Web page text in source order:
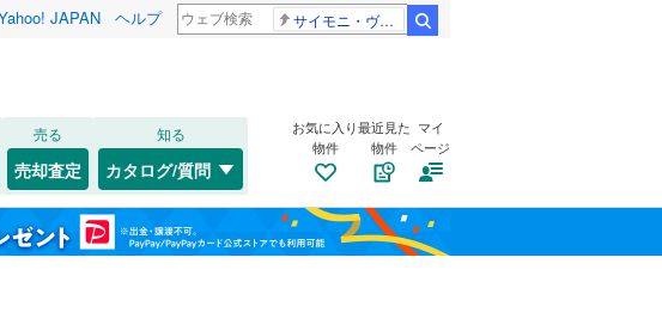
JAPAN ヘルプ サイモニ・ヴニランギ 死去
売る
売却査定
知る
カタログ/質問
お気に入り
物件
最近見た
物件
マイ
ページ
山形 福島 戸畑区(6)
八幡東区(11)
大字須惠(3)
0) 鹿児島本線(
筑肥線(0)
日田彦山線(0)
1）
できます。